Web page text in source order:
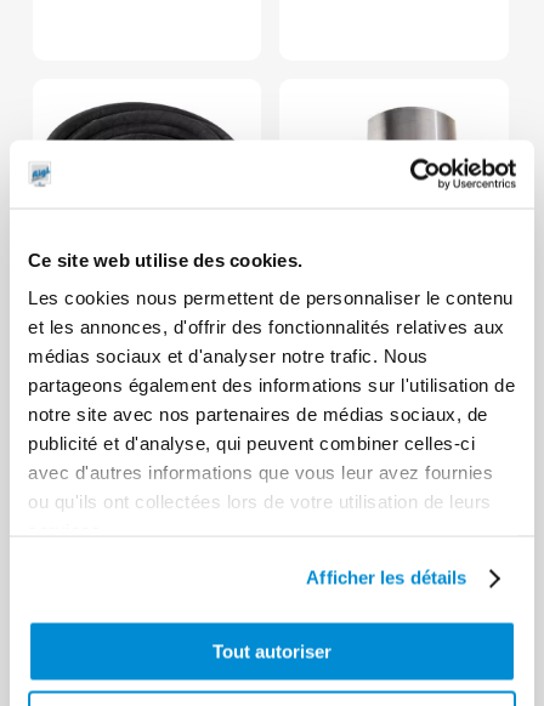
Ce site web utilise des cookies.
Les cookies nous permettent de personnaliser le contenu
et les annonces, d'offrir des fonctionnalités relatives aux
médias sociaux et d'analyser notre trafic. Nous
partageons également des informations sur l'utilisation de
notre site avec nos partenaires de médias sociaux, de
publicité et d'analyse, qui peuvent combiner celles-ci
avec d'autres informations que vous leur avez fournies
ou qu'ils ont collectées lors de votre utilisation de leurs
Afficher les détails
Tout autoriser
Flexibles huile
3/4″
Raccord
tournant 1/2″
Gaz pour
enrouleur
huile